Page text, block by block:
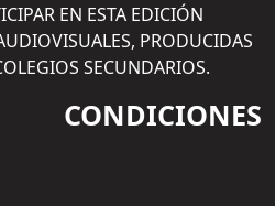
EN ESTA EDICIÓN
PRODUCIDAS
SECUNDARIOS.